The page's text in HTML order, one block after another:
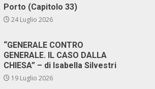
Porto (Capitolo 33)
24 Luglio 2026
“GENERALE CONTRO
GENERALE. IL CASO DALLA
CHIESA” – di Isabella Silvestri
19 Luglio 2026